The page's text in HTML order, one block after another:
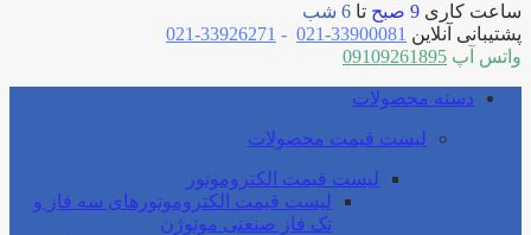
ساعت کاری 9 صبح تا 6 شب
پشتیبانی آنلاین 33900081-021
-
33926271-021
واتس آپ 09109261895
دسته محصولات
لیست قیمت محصولات
لیست قیمت الکتروموتور
لیست قیمت الکتروموتورهای سه فاز و
تک فاز صنعتی موتوژن